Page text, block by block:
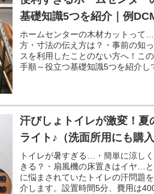
基礎知識5つを紹介｜例
ホームセンターの木材カットって
方・寸法の伝え方は？・事前の知
スを利用したことのない方へ！こ
手順～役立つ基礎知識5つを紹介し
汗びしょトイレが激変！
ライト♪（洗面所用にも購入
トイレが暑すぎる…・簡単に涼し
きる？・扇風機の床置きはイヤ…
に悩まされていたトイレの汗問題
介します。設置時間5分、費用は